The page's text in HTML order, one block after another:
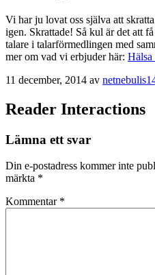
Vi har ju lovat oss själva att
igen. Skrattade! Så kul är det att
talare i talarförmedlingen med
mer om vad vi erbjuder här: Hälsa
11 december, 2014 av
Reader Interactions
Lämna ett svar
Din e-postadress kommer inte
märkta *
Kommentar *